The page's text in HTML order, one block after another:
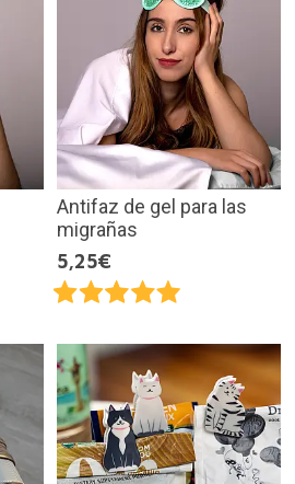
Antifaz de gel para las
migrañas
5,25€